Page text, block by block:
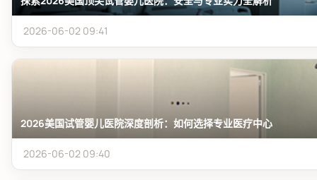
2026-06-02 09:41
2026美国试管婴儿医院深度剖析：如何选择专业医疗中心
2026-06-02 09:40